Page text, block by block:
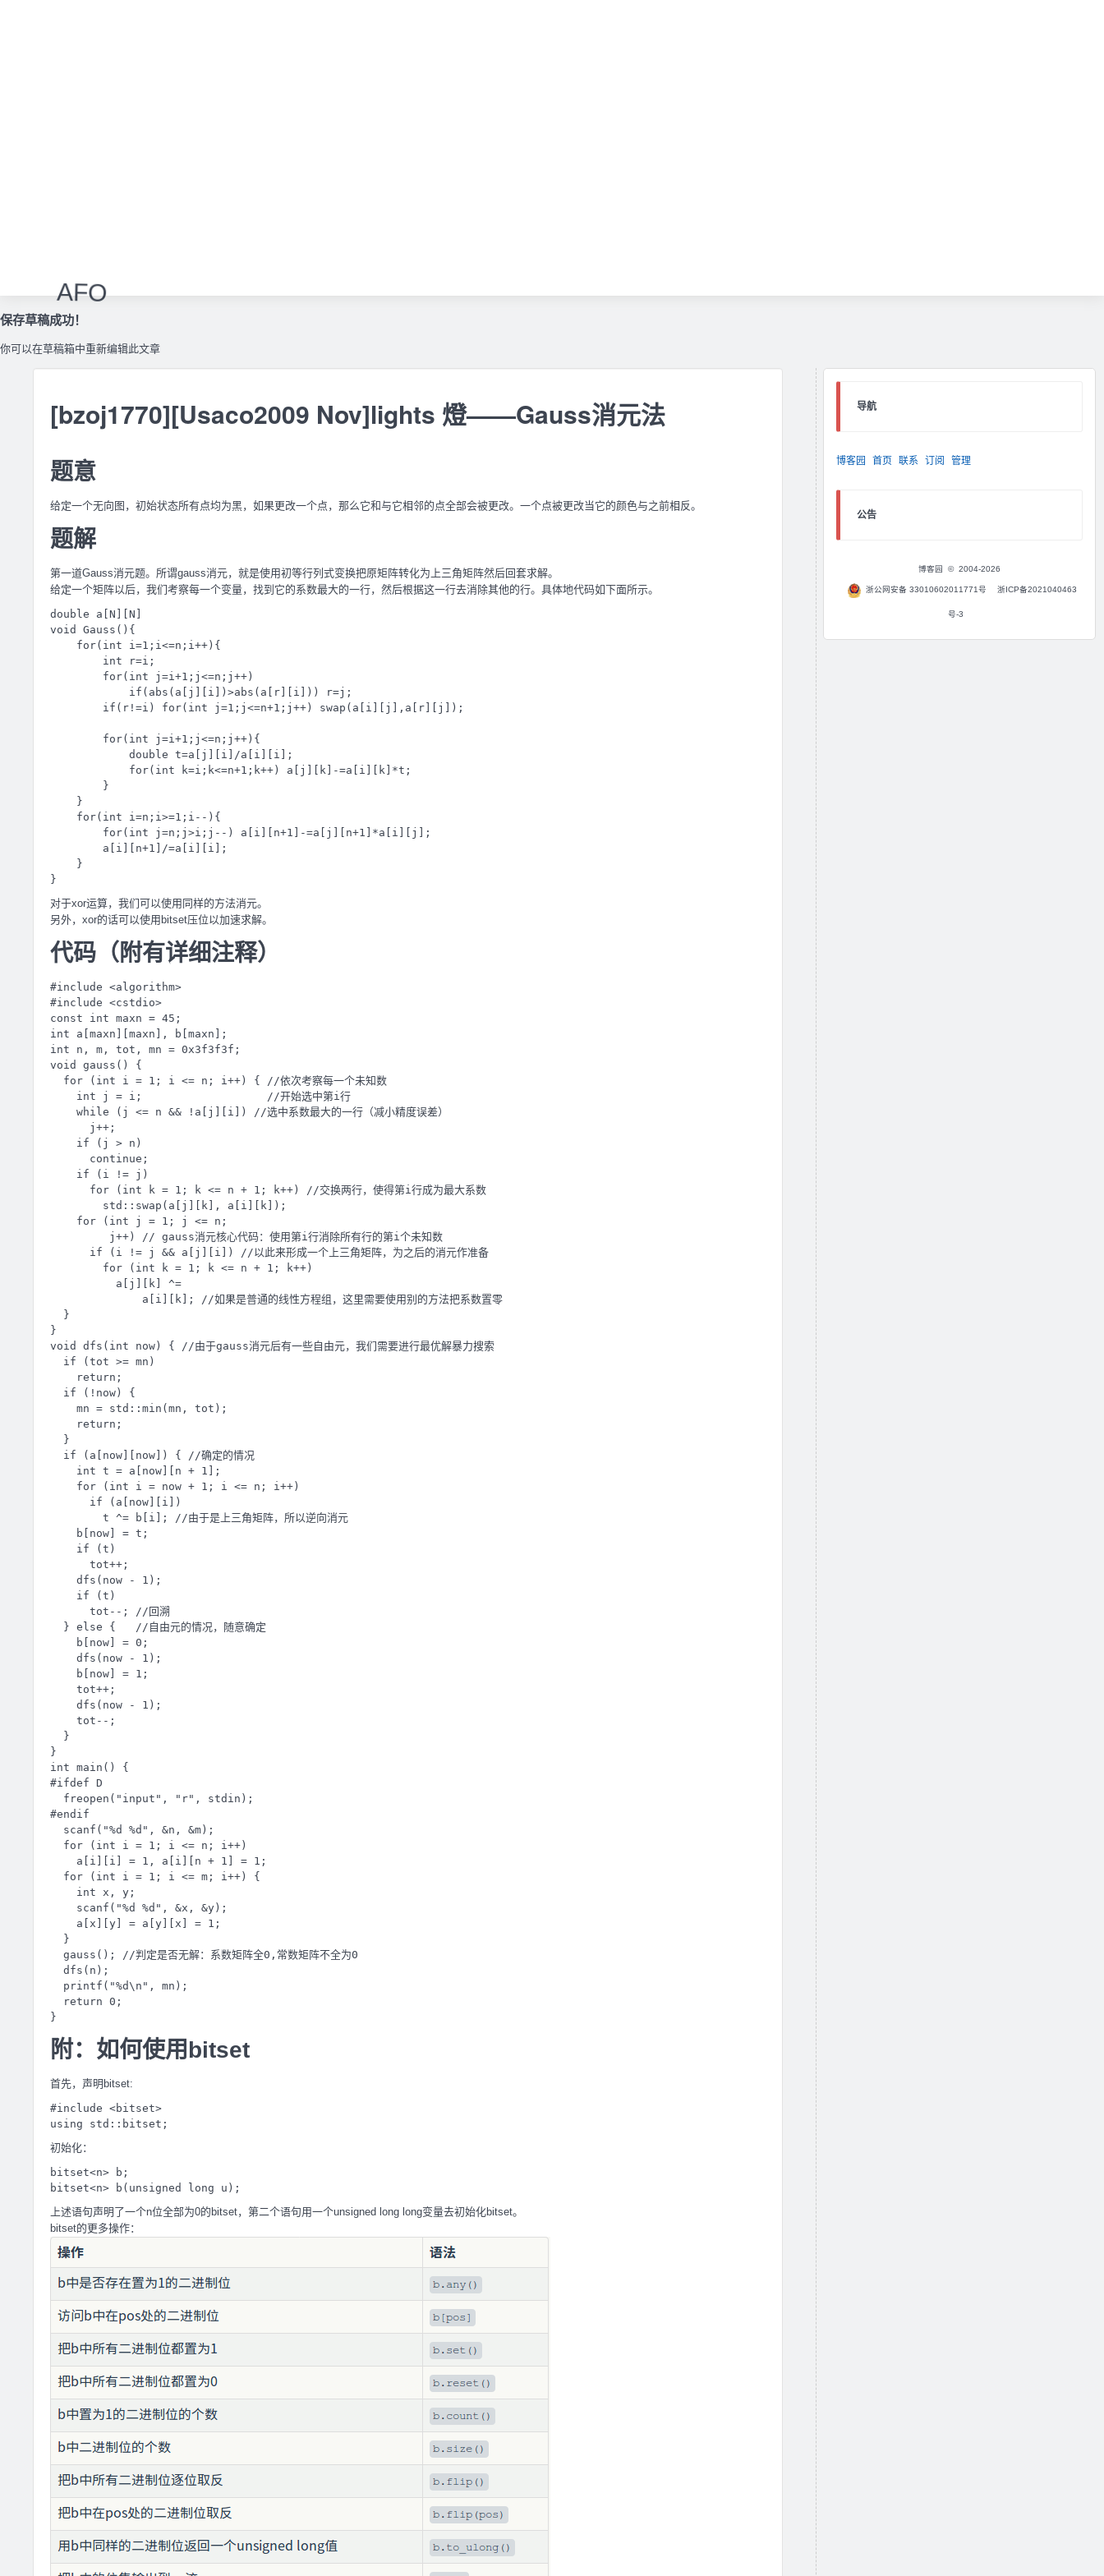
保存草稿成功！
你可以在草稿箱中重新编辑此文章
AFO
[bzoj1770][Usaco2009 Nov]lights 燈——Gauss消元法
题意
给定一个无向图，初始状态所有点均为黑，如果更改一个点，那么它和与它相邻的点全部会被更改。一个点被更改当它的颜色与之前相反。
题解
第一道Gauss消元题。所谓gauss消元，就是使用初等行列式变换把原矩阵转化为上三角矩阵然后回套求解。
给定一个矩阵以后，我们考察每一个变量，找到它的系数最大的一行，然后根据这一行去消除其他的行。具体地代码如下面所示。
double a[N][N]
void Gauss(){
    for(int i=1;i<=n;i++){
        int r=i;
        for(int j=i+1;j<=n;j++)
            if(abs(a[j][i])>abs(a[r][i])) r=j;
        if(r!=i) for(int j=1;j<=n+1;j++) swap(a[i][j],a[r][j]);
        for(int j=i+1;j<=n;j++){
            double t=a[j][i]/a[i][i];
            for(int k=i;k<=n+1;k++) a[j][k]-=a[i][k]*t;
        }
    }
    for(int i=n;i>=1;i--){
        for(int j=n;j>i;j--) a[i][n+1]-=a[j][n+1]*a[i][j];
        a[i][n+1]/=a[i][i];
    }
对于xor运算，我们可以使用同样的方法消元。
另外，xor的话可以使用bitset压位以加速求解。
代码（附有详细注释）
#include <algorithm>
#include <cstdio>
const int maxn = 45;
int a[maxn][maxn], b[maxn];
int n, m, tot, mn = 0x3f3f3f;
void gauss() {
  for (int i = 1; i <= n; i++) { //依次考察每一个未知数
    int j = i;                   //开始选中第i行
    while (j <= n && !a[j][i]) //选中系数最大的一行（减小精度误差）
      j++;
    if (j > n)
      continue;
    if (i != j)
      for (int k = 1; k <= n + 1; k++) //交换两行，使得第i行成为最大系数
        std::swap(a[j][k], a[i][k]);
    for (int j = 1; j <= n;
         j++) // gauss消元核心代码：使用第i行消除所有行的第i个未知数
      if (i != j && a[j][i]) //以此来形成一个上三角矩阵，为之后的消元作准备
        for (int k = 1; k <= n + 1; k++)
          a[j][k] ^=
              a[i][k]; //如果是普通的线性方程组，这里需要使用别的方法把系数置零
  }
}
void dfs(int now) { //由于gauss消元后有一些自由元，我们需要进行最优解暴力搜索
  if (tot >= mn)
    return;
  if (!now) {
    mn = std::min(mn, tot);
    return;
  }
  if (a[now][now]) { //确定的情况
    int t = a[now][n + 1];
    for (int i = now + 1; i <= n; i++)
      if (a[now][i])
        t ^= b[i]; //由于是上三角矩阵，所以逆向消元
    b[now] = t;
    if (t)
      tot++;
    dfs(now - 1);
    if (t)
      tot--; //回溯
  } else {   //自由元的情况，随意确定
    b[now] = 0;
    dfs(now - 1);
    b[now] = 1;
    tot++;
    dfs(now - 1);
    tot--;
  }
}
int main() {
#ifdef D
  freopen("input", "r", stdin);
#endif
  scanf("%d %d", &n, &m);
  for (int i = 1; i <= n; i++)
    a[i][i] = 1, a[i][n + 1] = 1;
  for (int i = 1; i <= m; i++) {
    int x, y;
    scanf("%d %d", &x, &y);
    a[x][y] = a[y][x] = 1;
  }
  gauss(); //判定是否无解：系数矩阵全0,常数矩阵不全为0
  dfs(n);
  printf("%d\n", mn);
  return 0;
附：如何使用bitset
首先，声明bitset:
#include <bitset>
初始化：
bitset<n> b;
上述语句声明了一个n位全部为0的bitset，第二个语句用一个unsigned long long变量去初始化bitset。
bitset的更多操作：
导航
博客园 首页 联系 订阅 管理
公告
博客园 © 2004-2026
浙公网安备 33010602011771号 浙ICP备2021040463
号-3